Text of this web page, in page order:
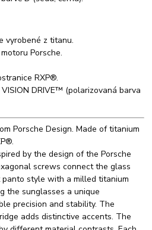
vyrobené z titanu.
Porsche.
RXP®.
DRIVE™ (polarizovaná barva
Porsche Design. Made of titanium
by the design of the Porsche
screws connect the glass
style with a milled titanium
the sunglasses a unique
precision and stability. The
adds distinctive accents. The